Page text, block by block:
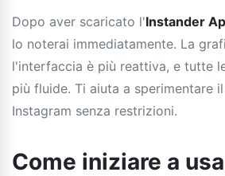
Dopo aver scaricato l'Instander
lo noterai immediatamente. La
l'interfaccia è più reattiva, e tutte
più fluide. Ti aiuta a sperimentare
Instagram senza restrizioni.
Come iniziare a